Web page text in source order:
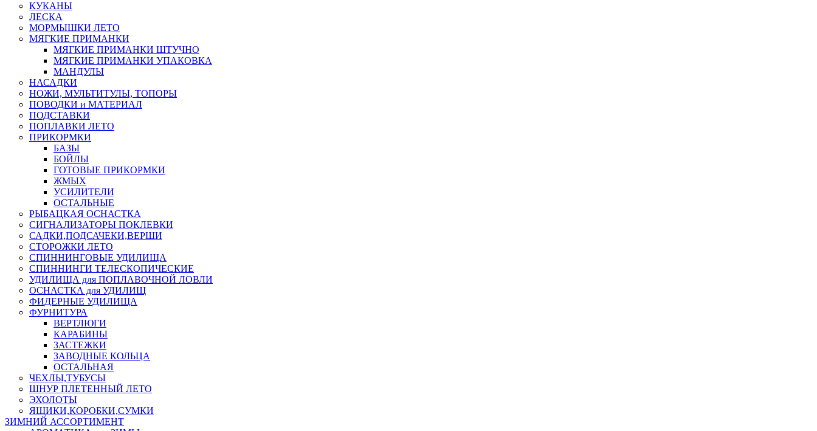
КУКАНЫ
ЛЕСКА
МОРМЫШКИ ЛЕТО
МЯГКИЕ ПРИМАНКИ
МЯГКИЕ ПРИМАНКИ ШТУЧНО
МЯГКИЕ ПРИМАНКИ УПАКОВКА
МАНДУЛЫ
НАСАДКИ
НОЖИ, МУЛЬТИТУЛЫ, ТОПОРЫ
ПОВОДКИ и МАТЕРИАЛ
ПОДСТАВКИ
ПОПЛАВКИ ЛЕТО
ПРИКОРМКИ
БАЗЫ
БОЙЛЫ
ГОТОВЫЕ ПРИКОРМКИ
ЖМЫХ
УСИЛИТЕЛИ
ОСТАЛЬНЫЕ
РЫБАЦКАЯ ОСНАСТКА
СИГНАЛИЗАТОРЫ ПОКЛЕВКИ
САДКИ,ПОДСАЧЕКИ,ВЕРШИ
СТОРОЖКИ ЛЕТО
СПИННИНГОВЫЕ УДИЛИЩА
СПИННИНГИ ТЕЛЕСКОПИЧЕСКИЕ
УДИЛИЩА для ПОПЛАВОЧНОЙ ЛОВЛИ
ОСНАСТКА для УДИЛИЩ
ФИДЕРНЫЕ УДИЛИЩА
ФУРНИТУРА
ВЕРТЛЮГИ
КАРАБИНЫ
ЗАСТЕЖКИ
ЗАВОДНЫЕ КОЛЬЦА
ОСТАЛЬНАЯ
ЧЕХЛЫ,ТУБУСЫ
ШНУР ПЛЕТЕННЫЙ ЛЕТО
ЭХОЛОТЫ
ЯЩИКИ,КОРОБКИ,СУМКИ
ЗИМНИЙ АССОРТИМЕНТ